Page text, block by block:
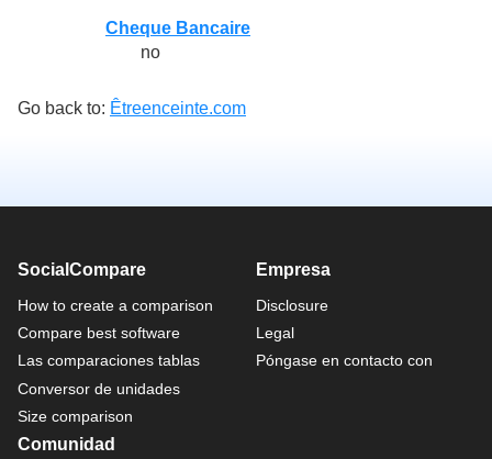
Cheque Bancaire
no
Go back to: Êtreenceinte.com
SocialCompare
How to create a comparison
Compare best software
Las comparaciones tablas
Conversor de unidades
Size comparison
Empresa
Disclosure
Legal
Póngase en contacto con
Comunidad